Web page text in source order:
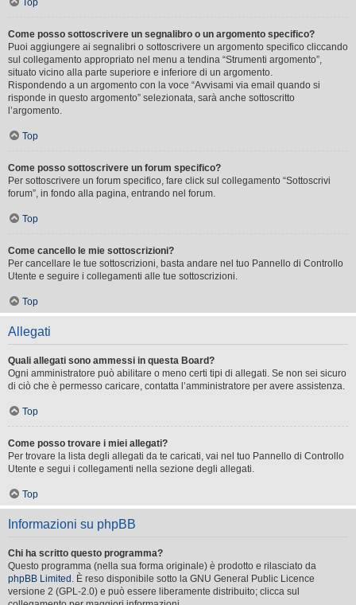
Top
Come posso sottoscrivere un segnalibro o un argomento specifico?
Puoi aggiungere ai segnalibri o sottoscrivere un argomento specifico cliccando
sul collegamento appropriato nel menu a tendina “Strumenti argomento”,
situato vicino alla parte superiore e inferiore di un argomento.
Rispondendo a un argomento con la voce “Avvisami via email quando si
risponde in questo argomento” selezionata, sarà anche sottoscritto
l’argomento.
Top
Come posso sottoscrivere un forum specifico?
Per sottoscrivere un forum specifico, fare click sul collegamento “Sottoscrivi
forum”, in fondo alla pagina, entrando nel forum.
Top
Come cancello le mie sottoscrizioni?
Per cancellare le tue sottoscrizioni, basta andare nel tuo Pannello di Controllo
Utente e seguire i collegamenti alle tue sottoscrizioni.
Top
Allegati
Quali allegati sono ammessi in questa Board?
Ogni amministratore può abilitare o meno certi tipi di allegati. Se non sei sicuro
di ciò che è permesso caricare, contatta l’amministratore per avere assistenza.
Top
Come posso trovare i miei allegati?
Per trovare la lista degli allegati da te caricati, vai nel tuo Pannello di Controllo
Utente e segui i collegamenti nella sezione degli allegati.
Top
Informazioni su phpBB
Chi ha scritto questo programma?
Questo programma (nella sua forma originale) è prodotto e rilasciato da
phpBB Limited . È reso disponibile sotto la GNU General Public Licence
versione 2 (GPL-2.0) e può essere liberamente distribuito; clicca sul